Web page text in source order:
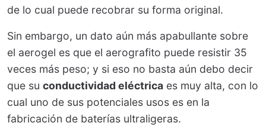
de lo cual puede recobrar su forma original.
Sin embargo, un dato aún más apabullante sobre
el aerogel es que el aerografito puede resistir 35
veces más peso; y si eso no basta aún debo decir
que su conductividad eléctrica es muy alta, con lo
cual uno de sus potenciales usos es en la
fabricación de baterías ultraligeras.